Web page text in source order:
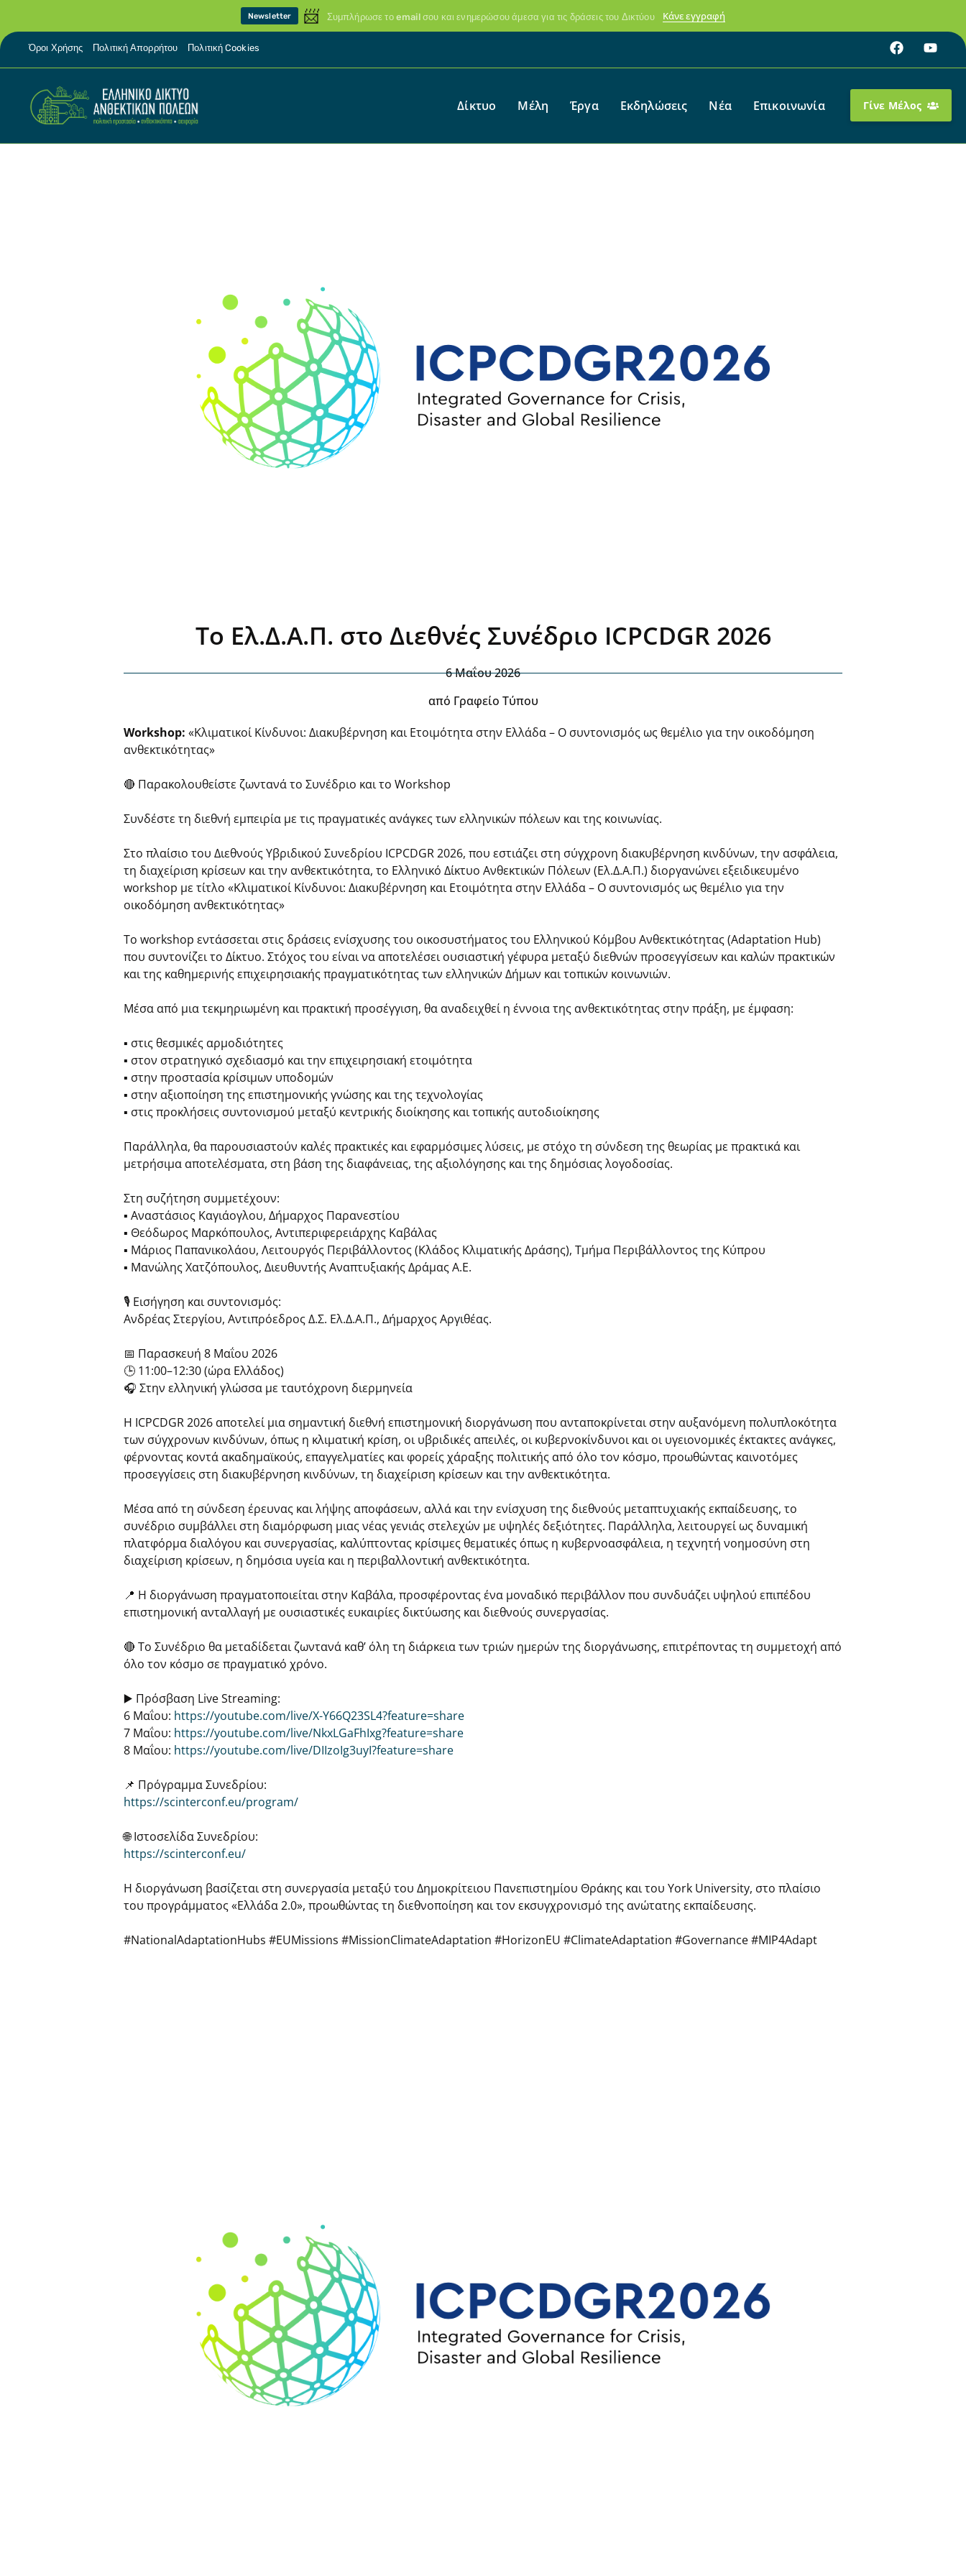
Newsletter 📨 Συμπλήρωσε το email σου και ενημερώσου άμεσα για τις δράσεις του Δικτύου Κάνε εγγραφή
Όροι Χρήσης Πολιτική Απορρήτου Πολιτική Cookies
Δίκτυο Μέλη Έργα Εκδηλώσεις Νέα Επικοινωνία Γίνε Μέλος
Το Ελ.Δ.Α.Π. στο Διεθνές Συνέδριο ICPCDGR 2026
6 Μαΐου 2026
από Γραφείο Τύπου
Workshop: «Κλιματικοί Κίνδυνοι: Διακυβέρνηση και Ετοιμότητα στην Ελλάδα – Ο συντονισμός ως θεμέλιο για την οικοδόμηση
ανθεκτικότητας»
🔴 Παρακολουθείστε ζωντανά το Συνέδριο και το Workshop
Συνδέστε τη διεθνή εμπειρία με τις πραγματικές ανάγκες των ελληνικών πόλεων και της κοινωνίας.
Στο πλαίσιο του Διεθνούς Υβριδικού Συνεδρίου ICPCDGR 2026, που εστιάζει στη σύγχρονη διακυβέρνηση κινδύνων, την ασφάλεια,
τη διαχείριση κρίσεων και την ανθεκτικότητα, το Ελληνικό Δίκτυο Ανθεκτικών Πόλεων (Ελ.Δ.Α.Π.) διοργανώνει εξειδικευμένο
workshop με τίτλο «Κλιματικοί Κίνδυνοι: Διακυβέρνηση και Ετοιμότητα στην Ελλάδα – Ο συντονισμός ως θεμέλιο για την
οικοδόμηση ανθεκτικότητας»
Το workshop εντάσσεται στις δράσεις ενίσχυσης του οικοσυστήματος του Ελληνικού Κόμβου Ανθεκτικότητας (Adaptation Hub)
που συντονίζει το Δίκτυο. Στόχος του είναι να αποτελέσει ουσιαστική γέφυρα μεταξύ διεθνών προσεγγίσεων και καλών πρακτικών
και της καθημερινής επιχειρησιακής πραγματικότητας των ελληνικών Δήμων και τοπικών κοινωνιών.
Μέσα από μια τεκμηριωμένη και πρακτική προσέγγιση, θα αναδειχθεί η έννοια της ανθεκτικότητας στην πράξη, με έμφαση:
▪️ στις θεσμικές αρμοδιότητες
▪️ στον στρατηγικό σχεδιασμό και την επιχειρησιακή ετοιμότητα
▪️ στην προστασία κρίσιμων υποδομών
▪️ στην αξιοποίηση της επιστημονικής γνώσης και της τεχνολογίας
▪️ στις προκλήσεις συντονισμού μεταξύ κεντρικής διοίκησης και τοπικής αυτοδιοίκησης
Παράλληλα, θα παρουσιαστούν καλές πρακτικές και εφαρμόσιμες λύσεις, με στόχο τη σύνδεση της θεωρίας με πρακτικά και
μετρήσιμα αποτελέσματα, στη βάση της διαφάνειας, της αξιολόγησης και της δημόσιας λογοδοσίας.
Στη συζήτηση συμμετέχουν:
▪️ Αναστάσιος Καγιάογλου, Δήμαρχος Παρανεστίου
▪️ Θεόδωρος Μαρκόπουλος, Αντιπεριφερειάρχης Καβάλας
▪️ Μάριος Παπανικολάου, Λειτουργός Περιβάλλοντος (Κλάδος Κλιματικής Δράσης), Τμήμα Περιβάλλοντος της Κύπρου
▪️ Μανώλης Χατζόπουλος, Διευθυντής Αναπτυξιακής Δράμας Α.Ε.
🎙️ Εισήγηση και συντονισμός:
Ανδρέας Στεργίου, Αντιπρόεδρος Δ.Σ. Ελ.Δ.Α.Π., Δήμαρχος Αργιθέας.
📅 Παρασκευή 8 Μαΐου 2026
🕒 11:00–12:30 (ώρα Ελλάδος)
🎧 Στην ελληνική γλώσσα με ταυτόχρονη διερμηνεία
Η ICPCDGR 2026 αποτελεί μια σημαντική διεθνή επιστημονική διοργάνωση που ανταποκρίνεται στην αυξανόμενη πολυπλοκότητα
των σύγχρονων κινδύνων, όπως η κλιματική κρίση, οι υβριδικές απειλές, οι κυβερνοκίνδυνοι και οι υγειονομικές έκτακτες ανάγκες,
φέρνοντας κοντά ακαδημαϊκούς, επαγγελματίες και φορείς χάραξης πολιτικής από όλο τον κόσμο, προωθώντας καινοτόμες
προσεγγίσεις στη διακυβέρνηση κινδύνων, τη διαχείριση κρίσεων και την ανθεκτικότητα.
Μέσα από τη σύνδεση έρευνας και λήψης αποφάσεων, αλλά και την ενίσχυση της διεθνούς μεταπτυχιακής εκπαίδευσης, το
συνέδριο συμβάλλει στη διαμόρφωση μιας νέας γενιάς στελεχών με υψηλές δεξιότητες. Παράλληλα, λειτουργεί ως δυναμική
πλατφόρμα διαλόγου και συνεργασίας, καλύπτοντας κρίσιμες θεματικές όπως η κυβερνοασφάλεια, η τεχνητή νοημοσύνη στη
διαχείριση κρίσεων, η δημόσια υγεία και η περιβαλλοντική ανθεκτικότητα.
📍 Η διοργάνωση πραγματοποιείται στην Καβάλα, προσφέροντας ένα μοναδικό περιβάλλον που συνδυάζει υψηλού επιπέδου
επιστημονική ανταλλαγή με ουσιαστικές ευκαιρίες δικτύωσης και διεθνούς συνεργασίας.
🔴 Το Συνέδριο θα μεταδίδεται ζωντανά καθ’ όλη τη διάρκεια των τριών ημερών της διοργάνωσης, επιτρέποντας τη συμμετοχή από
όλο τον κόσμο σε πραγματικό χρόνο.
▶️ Πρόσβαση Live Streaming:
6 Μαΐου: https://youtube.com/live/X-Y66Q23SL4?feature=share
7 Μαΐου: https://youtube.com/live/NkxLGaFhIxg?feature=share
8 Μαΐου: https://youtube.com/live/DIIzoIg3uyI?feature=share
📌 Πρόγραμμα Συνεδρίου:
https://scinterconf.eu/program/
🌐 Ιστοσελίδα Συνεδρίου:
https://scinterconf.eu/
Η διοργάνωση βασίζεται στη συνεργασία μεταξύ του Δημοκρίτειου Πανεπιστημίου Θράκης και του York University, στο πλαίσιο
του προγράμματος «Ελλάδα 2.0», προωθώντας τη διεθνοποίηση και τον εκσυγχρονισμό της ανώτατης εκπαίδευσης.
#NationalAdaptationHubs #EUMissions #MissionClimateAdaptation #HorizonEU #ClimateAdaptation #Governance #MIP4Adapt